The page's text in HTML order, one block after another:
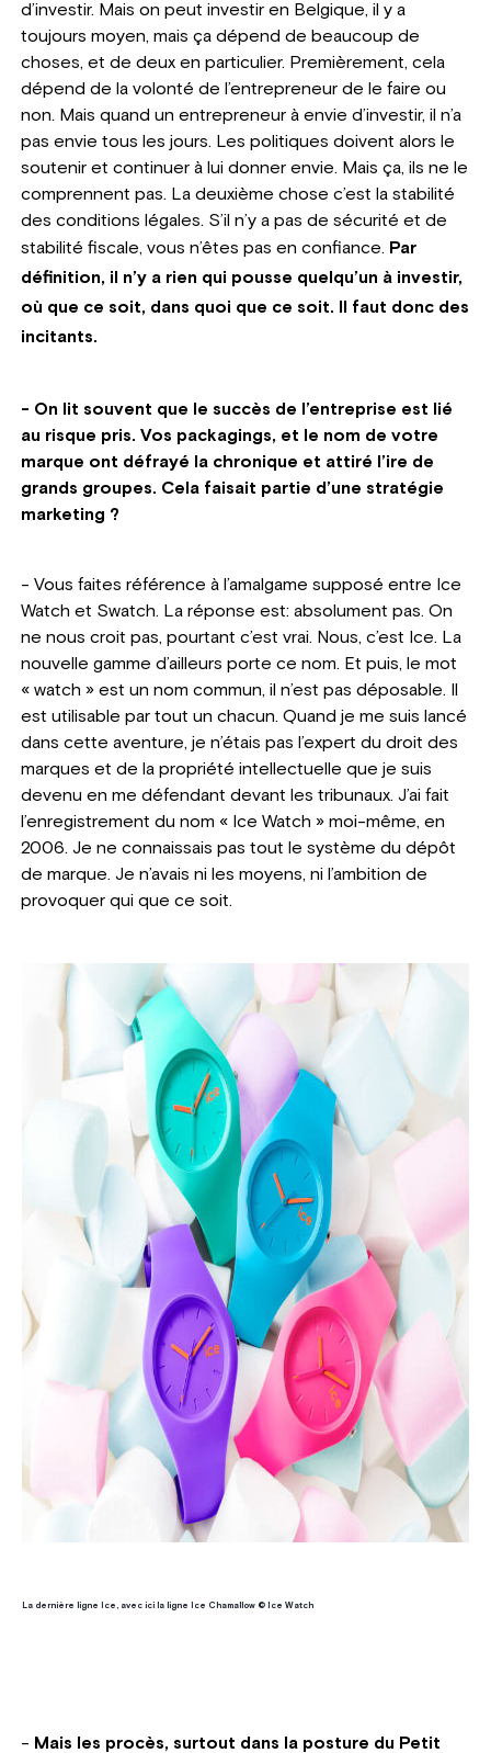
d’investir. Mais on peut investir en Belgique, il y a
toujours moyen, mais ça dépend de beaucoup de
choses, et de deux en particulier. Premièrement, cela
dépend de la volonté de l’entrepreneur de le faire ou
non. Mais quand un entrepreneur à envie d’investir, il n’a
pas envie tous les jours. Les politiques doivent alors le
soutenir et continuer à lui donner envie. Mais ça, ils ne le
comprennent pas. La deuxième chose c’est la stabilité
des conditions légales. S’il n’y a pas de sécurité et de
stabilité fiscale, vous n’êtes pas en confiance. Par
définition, il n’y a rien qui pousse quelqu’un à investir,
où que ce soit, dans quoi que ce soit. Il faut donc des
incitants.
- On lit souvent que le succès de l’entreprise est lié
au risque pris. Vos packagings, et le nom de votre
marque ont défrayé la chronique et attiré l’ire de
grands groupes. Cela faisait partie d’une stratégie
marketing ?
- Vous faites référence à l’amalgame supposé entre Ice
Watch et Swatch. La réponse est: absolument pas. On
ne nous croit pas, pourtant c’est vrai. Nous, c’est Ice. La
nouvelle gamme d’ailleurs porte ce nom. Et puis, le mot
« watch » est un nom commun, il n’est pas déposable. Il
est utilisable par tout un chacun. Quand je me suis lancé
dans cette aventure, je n’étais pas l’expert du droit des
marques et de la propriété intellectuelle que je suis
devenu en me défendant devant les tribunaux. J’ai fait
l’enregistrement du nom « Ice Watch » moi-même, en
2006. Je ne connaissais pas tout le système du dépôt
de marque. Je n’avais ni les moyens, ni l’ambition de
provoquer qui que ce soit.
La dernière ligne Ice, avec ici la ligne Ice Chamallow © Ice Watch
- Mais les procès, surtout dans la posture du Petit